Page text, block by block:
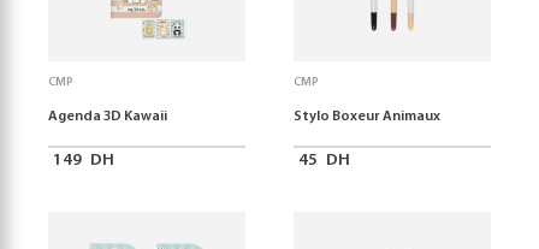
CMP
Agenda 3D Kawaii
149 DH
CMP
Stylo Boxeur Animaux
45 DH